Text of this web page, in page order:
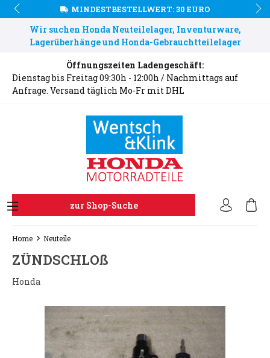
MINDESTBESTELLWERT: 30 EURO
Wir suchen Honda Neuteilelager, Inventurware,
Lagerüberhänge und Honda-Gebrauchtteilelager
Öffnungszeiten Ladengeschäft:
Dienstag bis Freitag 09:30h - 12:00h / Nachmittags auf
Anfrage. Versand täglich Mo-Fr mit DHL
zur Shop-Suche
Home Neuteile
ZÜNDSCHLOß
Honda